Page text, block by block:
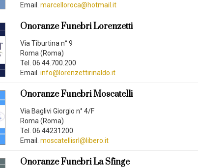
Email. marcelloroca@hotmail.it
Onoranze Funebri Lorenzetti
Via Tiburtina n° 9
Roma (Roma)
Tel. 06 44.700.200
Email. info@lorenzettirinaldo.it
Onoranze Funebri Moscatelli
Via Baglivi Giorgio n° 4/F
Roma (Roma)
Tel. 06 44231200
Email. moscatellisrl@libero.it
Onoranze Funebri La Sfinge